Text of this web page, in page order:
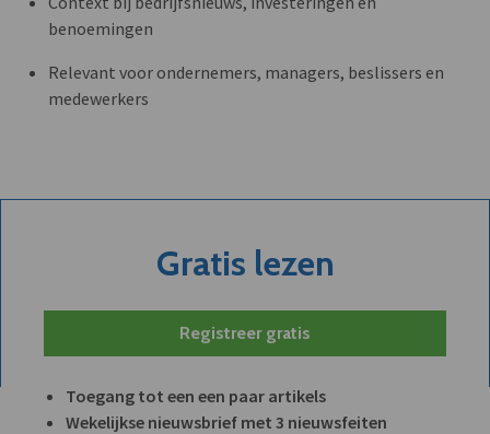
benoemingen
Relevant voor ondernemers, managers, beslissers en
medewerkers
Gratis lezen
Registreer gratis
Toegang tot een een paar artikels
Wekelijkse nieuwsbrief met 3 nieuwsfeiten